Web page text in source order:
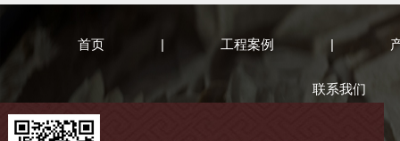
首页 | 工程案例 |
联系我们